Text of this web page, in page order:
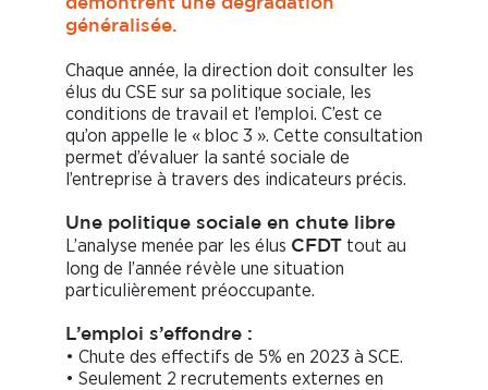
démontrent une dégradation
généralisée.
Chaque année, la direction doit consulter les
élus du CSE sur sa politique sociale, les
conditions de travail et l’emploi. C’est ce
qu’on appelle le « bloc 3 ». Cette consultation
permet d’évaluer la santé sociale de
l’entreprise à travers des indicateurs précis.
Une politique sociale en chute libre
L’analyse menée par les élus CFDT
tout au
long de l’année révèle une situation
particulièrement préoccupante.
L’emploi s’effondre :
• Chute des effectifs de 5% en 2023 à SCE.
• Seulement 2 recrutements externes en